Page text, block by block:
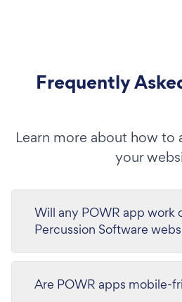
Frequently
Learn more about how to
your
Will any POWR app work
Percussion Software
Are POWR apps mobile-